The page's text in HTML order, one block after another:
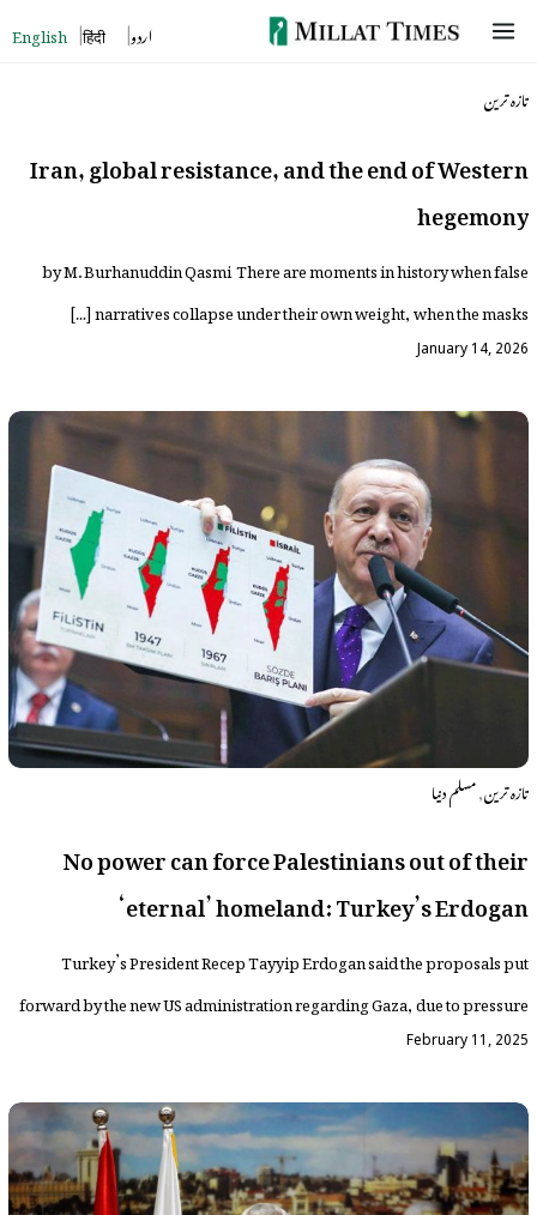
English हिंदी اردو
تازہ ترین
Iran, global resistance, and the end of Western
hegemony
by M. Burhanuddin Qasmi There are moments in history when false
narratives collapse under their own weight, when the masks […]
January 14, 2026
تازہ ترین,مسلم دنیا
No power can force Palestinians out of their
‘eternal’ homeland: Turkey’s Erdogan
Turkey’s President Recep Tayyip Erdogan said the proposals put
forward by the new US administration regarding Gaza, due to pressure
February 11, 2025